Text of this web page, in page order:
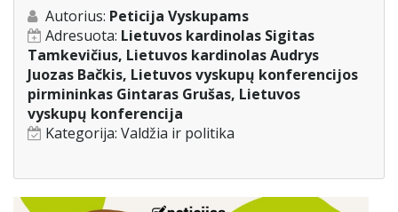
Autorius: Peticija Vyskupams
Adresuota: Lietuvos kardinolas Sigitas
Tamkevičius, Lietuvos kardinolas Audrys
Juozas Bačkis, Lietuvos vyskupų konferencijos
pirmininkas Gintaras Grušas, Lietuvos
vyskupų konferencija
Kategorija: Valdžia ir politika